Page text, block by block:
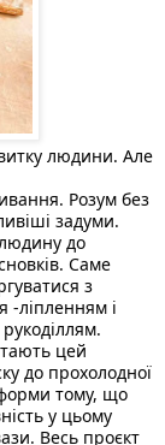
людини. Але
Розум без
задуми.
до
Саме
з
-ліпленням і
цей
до прохолодної
тому, що
у цьому
Весь проєкт